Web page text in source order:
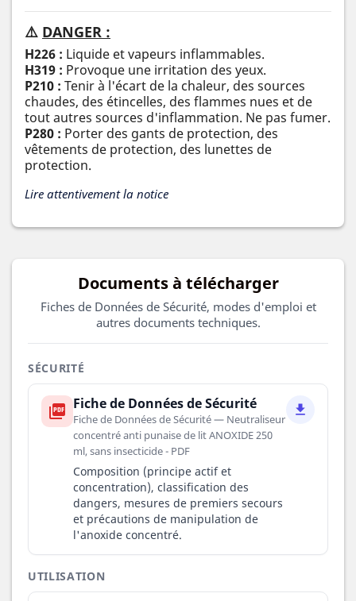
⚠️ DANGER :
H226 : Liquide et vapeurs inflammables.
H319 : Provoque une irritation des yeux.
P210 : Tenir à l'écart de la chaleur, des sources
chaudes, des étincelles, des flammes nues et de
tout autres sources d'inflammation. Ne pas fumer.
P280 : Porter des gants de protection, des
vêtements de protection, des lunettes de
protection.
Lire attentivement la notice
Documents à télécharger
Fiches de Données de Sécurité, modes d'emploi et
autres documents techniques.
SÉCURITÉ
picture_as_pdf Fiche de Données de Sécurité
Fiche de Données de Sécurité — Neutraliseur
concentré anti punaise de lit ANOXIDE 250
ml, sans insecticide - PDF
Composition (principe actif et
concentration), classification des
dangers, mesures de premiers secours
et précautions de manipulation de
l'anoxide concentré.
file_download
UTILISATION